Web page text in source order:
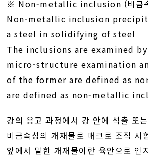
※ Non-metallic inclusion (비금속
Non-metallic inclusion
a steel in solidifying of steel
The inclusions are examined
micro-structure examination
of the former are defined as
are defined as non-metallic
강의 응고 과정에서 강 안에 석출 또
비금속성의 개재물로 매크로 조직 시
앞에서 말한 개재물이란 육안으로 인